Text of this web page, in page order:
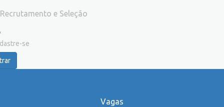
Recrutamento e Seleção
se
Vagas